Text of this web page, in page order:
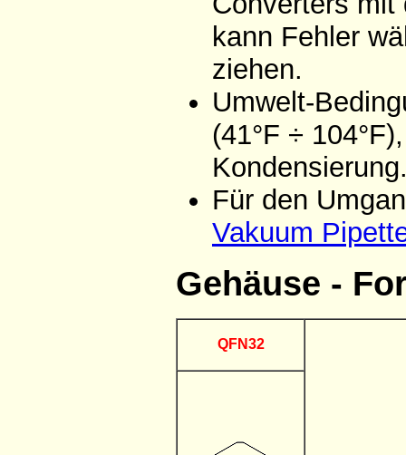
kann Fehler
ziehen.
Umwelt-
(41°F ÷
Für den
Vakuum
Gehäuse -
QFN32